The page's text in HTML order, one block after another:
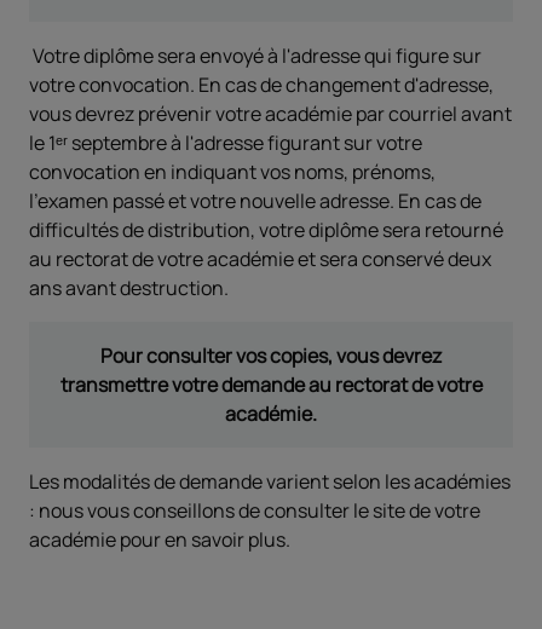
Votre diplôme sera envoyé à l'adresse qui figure sur
votre convocation. En cas de changement d'adresse,
vous devrez prévenir votre académie par courriel avant
le 1ᵉʳ septembre à l'adresse figurant sur votre
convocation en indiquant vos noms, prénoms,
l'examen passé et votre nouvelle adresse. En cas de
difficultés de distribution, votre diplôme sera retourné
au rectorat de votre académie et sera conservé deux
ans avant destruction.
Pour consulter vos copies, vous devrez
transmettre votre demande au rectorat de votre
académie.
Les modalités de demande varient selon les académies
: nous vous conseillons de consulter le site de votre
académie pour en savoir plus.